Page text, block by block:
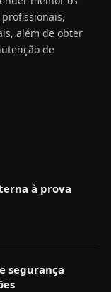
além de obter
de
à prova
segurança